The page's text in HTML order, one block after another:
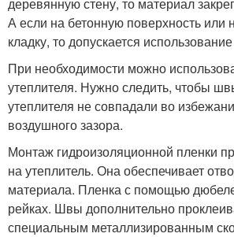
А если на бетонную поверхность или
кладку, то допускается
При необходимости можно
утеплителя. Нужно следить, чтобы
утеплителя не совпадали во
воздушного зазора.
Монтаж гидроизоляционной пленки
на утеплитель. Она обеспечивает
материала. Пленка с помощью
рейках. Швы дополнительно
специальным металлизированным